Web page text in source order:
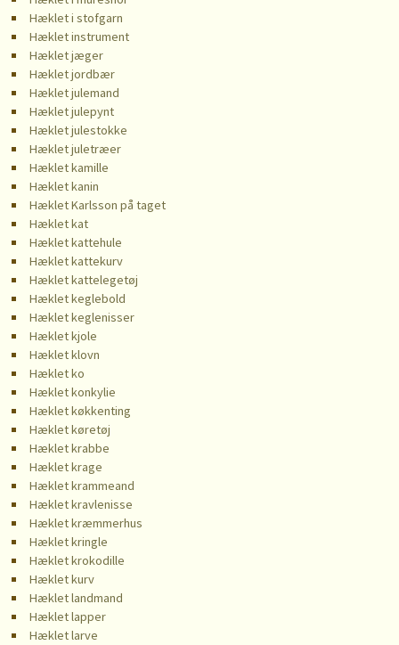
Hæklet i stofgarn
Hæklet instrument
Hæklet jæger
Hæklet jordbær
Hæklet julemand
Hæklet julepynt
Hæklet julestokke
Hæklet juletræer
Hæklet kamille
Hæklet kanin
Hæklet Karlsson på taget
Hæklet kat
Hæklet kattehule
Hæklet kattekurv
Hæklet kattelegetøj
Hæklet keglebold
Hæklet keglenisser
Hæklet kjole
Hæklet klovn
Hæklet ko
Hæklet konkylie
Hæklet køkkenting
Hæklet køretøj
Hæklet krabbe
Hæklet krage
Hæklet krammeand
Hæklet kravlenisse
Hæklet kræmmerhus
Hæklet kringle
Hæklet krokodille
Hæklet kurv
Hæklet landmand
Hæklet lapper
Hæklet larve